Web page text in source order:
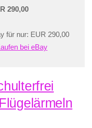
290,00
für nur: EUR 290,00
bei eBay